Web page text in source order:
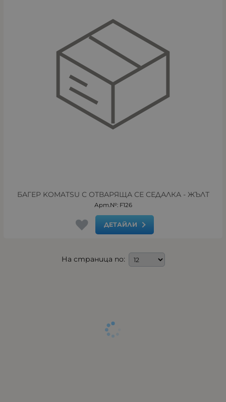
БАГЕР KOMATSU С ОТВАРЯЩА СЕ СЕДАЛКА - ЖЪЛТ
Арт.№: F126
ДЕТАЙЛИ
На страница по: